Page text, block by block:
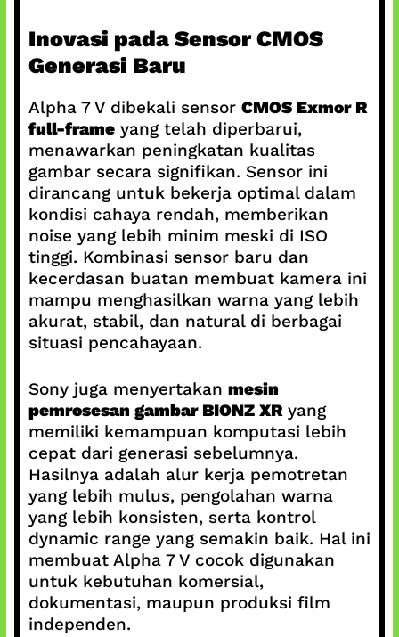
Inovasi pada Sensor CMOS
Generasi Baru
Alpha 7 V dibekali sensor CMOS Exmor R
full-frameyang telah diperbarui,
menawarkan peningkatan kualitas
gambar secara signifikan. Sensor ini
dirancang untuk bekerja optimal dalam
kondisi cahaya rendah, memberikan
noise yang lebih minim meski di ISO
tinggi. Kombinasi sensor baru dan
kecerdasan buatan membuat kamera ini
mampu menghasilkan warna yang lebih
akurat, stabil, dan natural di berbagai
situasi pencahayaan.
Sony juga menyertakan mesin
pemrosesan gambar BIONZ XRyang
memiliki kemampuan komputasi lebih
cepat dari generasi sebelumnya.
Hasilnya adalah alur kerja pemotretan
yang lebih mulus, pengolahan warna
yang lebih konsisten, serta kontrol
dynamic range yang semakin baik. Hal ini
membuat Alpha 7 V cocok digunakan
untuk kebutuhan komersial,
dokumentasi, maupun produksi film
independen.